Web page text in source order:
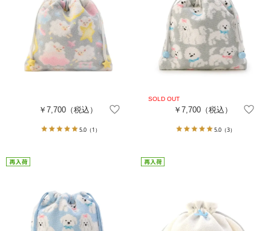
￥7,700 （税込）
5.0 （1）
￥7,700（税込）
5.0（3）